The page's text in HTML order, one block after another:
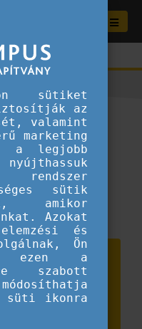
európai
sütiket
az
valamint
marketing
a legjobb
rendszer
sütik
amikor
Azokat
és
Ön
ezen a
szabott
süti ikonra